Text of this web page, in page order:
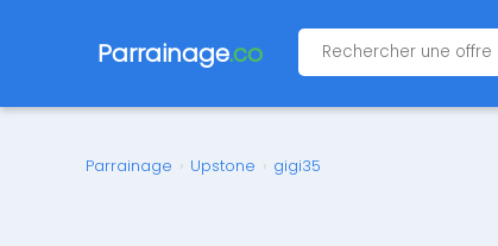
Parrainage.co
Parrainage › Upstone › gigi35